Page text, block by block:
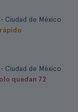
Ciudad de México
Ciudad de México
quedan 72